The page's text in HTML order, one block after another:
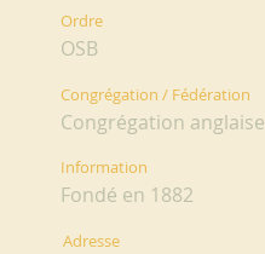
Ordre
OSB
Congrégation / Fédération
Congrégation anglaise
Information
Fondé en 1882
Adresse